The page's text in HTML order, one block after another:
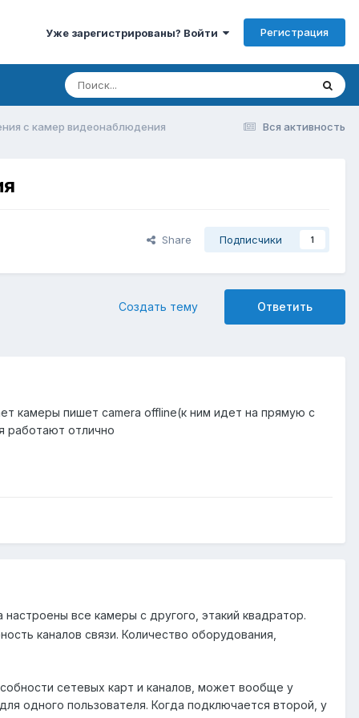
Уже зарегистрированы? Войти Регистрация
Вся активность
с камер видеонаблюдения
Share Подписчики 1
Ответить
Создать тему
камеры пишет camera offline(к ним идет на прямую с
работают отлично
все камеры с другого, этакий квадратор.
каналов связи. Количество оборудования,
сетевых карт и каналов, может вообще у
одного пользователя. Когда подключается второй, у